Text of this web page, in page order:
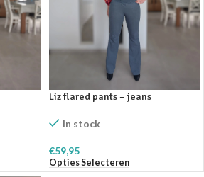
Liz flared pants – jeans
In stock
€59,95
Opties Selecteren